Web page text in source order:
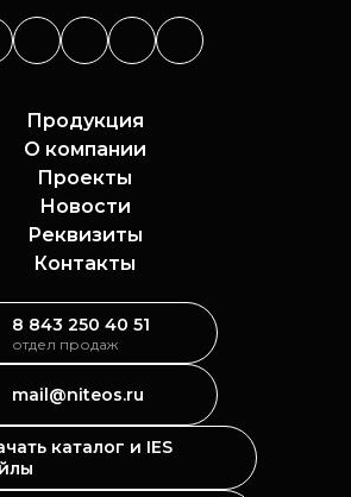
каталог и IES
Продукция
О компании
Проекты
Новости
Реквизиты
Контакты
8 843 250 40 51
отдел продаж
mail@niteos.ru